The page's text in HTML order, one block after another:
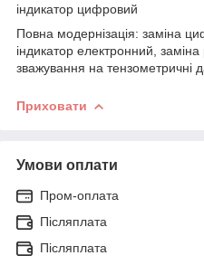
індикатор цифровий
Повна модернізація: заміна
індикатор електронний,
зважування на тензометричні
Приховати
Умови оплати
Пром-оплата
Післяплата
Післяплата